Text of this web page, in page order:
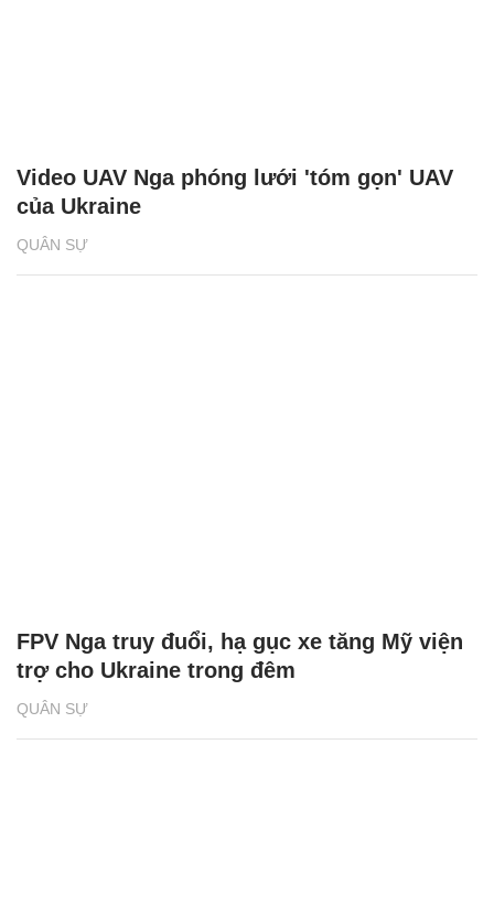
QUÂN SỰ
Video UAV Nga phóng lưới 'tóm gọn' UAV
của Ukraine
QUÂN SỰ
FPV Nga truy đuổi, hạ gục xe tăng Mỹ viện
trợ cho Ukraine trong đêm